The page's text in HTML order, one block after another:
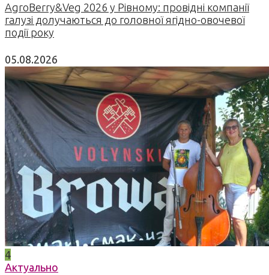
AgroBerry&Veg 2026 у Рівному: провідні компанії
галузі долучаються до головної ягідно-овочевої
події року
05.08.2026
4
Актуально